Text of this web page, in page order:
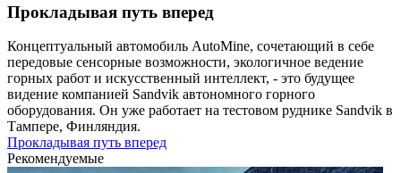
Прокладывая путь вперед
Концептуальный автомобиль AutoMine, сочетающий в себе
передовые сенсорные возможности, экологичное ведение
горных работ и искусственный интеллект, - это будущее
видение компанией Sandvik автономного горного
оборудования. Он уже работает на тестовом руднике Sandvik в
Тампере, Финляндия.
Прокладывая путь вперед
Рекомендуемые